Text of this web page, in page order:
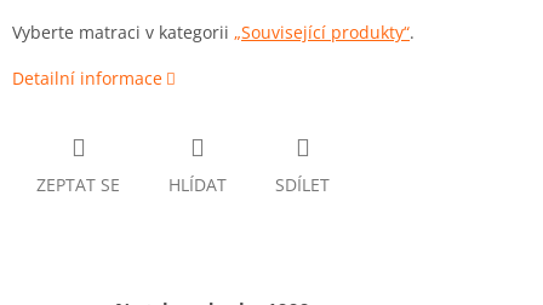
Vyberte matraci v kategorii „Související produkty“.
Detailní informace
ZEPTAT SE HLÍDAT SDÍLET